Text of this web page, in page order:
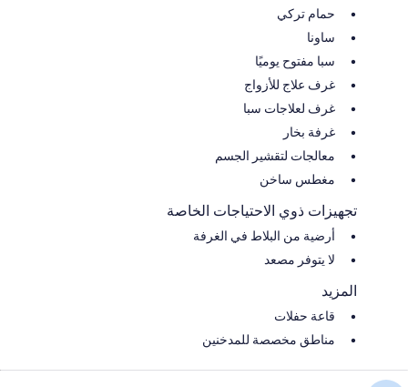
حمام تركي
ساونا
سبا مفتوح يوميًا
غرف علاج للأزواج
غرف لعلاجات سبا
غرفة بخار
معالجات لتقشير الجسم
مغطس ساخن
تجهيزات ذوي الاحتياجات الخاصة
أرضية من البلاط في الغرفة
لا يتوفر مصعد
المزيد
قاعة حفلات
مناطق مخصصة للمدخنين